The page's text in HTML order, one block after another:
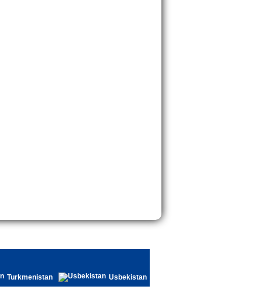
Turkmenistan Usbekistan